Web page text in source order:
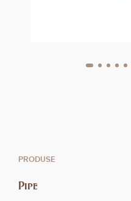
PRODUSE
Pipe